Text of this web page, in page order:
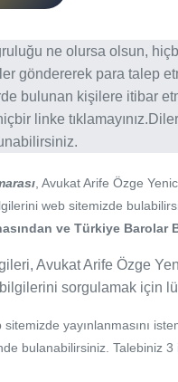
ne olursa olsun,
göndererek para talep
bulunan kişilere itibar
linke
, Avukat Arife Özge
web sitemizde
ve Türkiye Barolar
Avukat Arife Özge
sorgulamak için
yayınlanmasını
bulanabilirsiniz. Talebiniz